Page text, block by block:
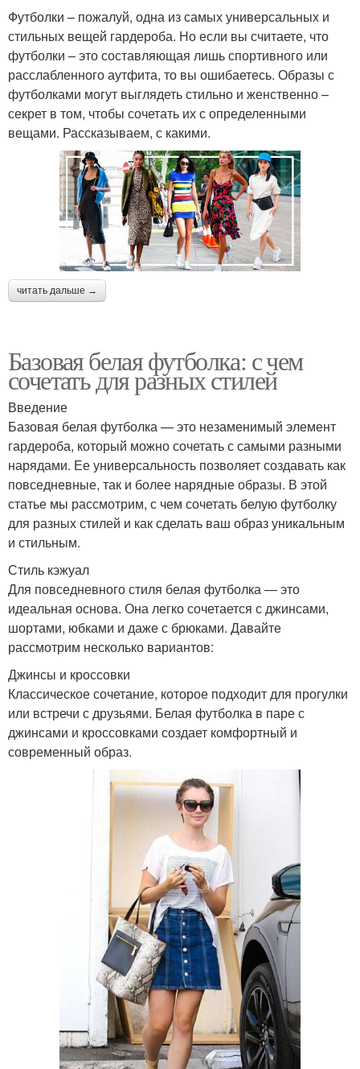
Футболки – пожалуй, одна из самых универсальных и
стильных вещей гардероба. Но если вы считаете, что
футболки – это составляющая лишь спортивного или
расслабленного аутфита, то вы ошибаетесь. Образы с
футболками могут выглядеть стильно и женственно –
секрет в том, чтобы сочетать их с определенными
вещами. Рассказываем, с какими.
читать дальше →
Базовая белая футболка: с чем
сочетать для разных стилей
Введение
Базовая белая футболка — это незаменимый элемент
гардероба, который можно сочетать с самыми разными
нарядами. Ее универсальность позволяет создавать как
повседневные, так и более нарядные образы. В этой
статье мы рассмотрим, с чем сочетать белую футболку
для разных стилей и как сделать ваш образ уникальным
и стильным.
Стиль кэжуал
Для повседневного стиля белая футболка — это
идеальная основа. Она легко сочетается с джинсами,
шортами, юбками и даже с брюками. Давайте
рассмотрим несколько вариантов:
Джинсы и кроссовки
Классическое сочетание, которое подходит для прогулки
или встречи с друзьями. Белая футболка в паре с
джинсами и кроссовками создает комфортный и
современный образ.